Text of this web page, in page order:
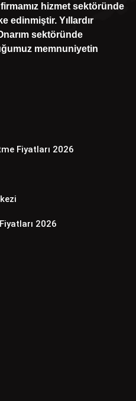
hizmet sektöründe
edinmiştir. Yıllardır
sektöründe
memnuniyetin
Fiyatları 2026
2026